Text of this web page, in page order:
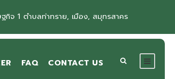
กิจ 1 ตำบลท่าทราย, เมือง, สมุทรสาคร
FAQ CONTACT US